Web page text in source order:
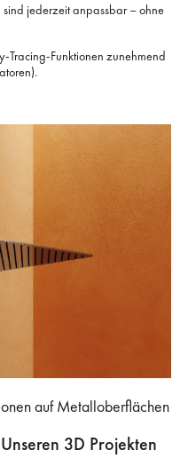
jederzeit anpassbar – ohne
Tracing-Funktionen zunehmend
auf Metalloberflächen
3D Projekten